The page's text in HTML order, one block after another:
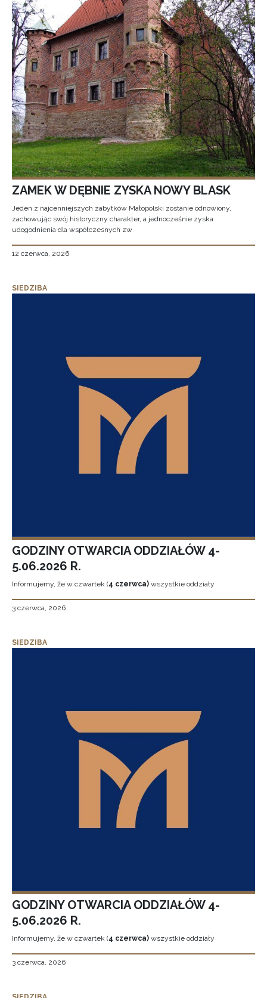
ZAMEK W DĘBNIE ZYSKA NOWY BLASK
Jeden z najcenniejszych zabytków Małopolski zostanie odnowiony,
zachowując swój historyczny charakter, a jednocześnie zyska
udogodnienia dla współczesnych zw
12 czerwca, 2026
SIEDZIBA
GODZINY OTWARCIA ODDZIAŁÓW 4-
5.06.2026 R.
Informujemy, że w czwartek (4 czerwca) wszystkie oddziały
3 czerwca, 2026
SIEDZIBA
GODZINY OTWARCIA ODDZIAŁÓW 4-
5.06.2026 R.
Informujemy, że w czwartek (4 czerwca) wszystkie oddziały
3 czerwca, 2026